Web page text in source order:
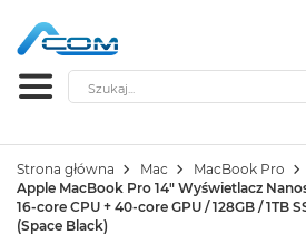
Szukaj
Strona główna Mac MacBook Pro
Apple MacBook Pro 14" Wyświetlacz
16-core CPU + 40-core GPU / 128GB / 1TB
(Space Black)